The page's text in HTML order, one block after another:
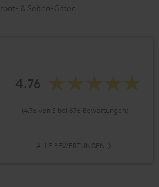
& Seiten-Gitter
4.76
(4.76 von 5 bei 676 Bewertungen)
ALLE BEWERTUNGEN